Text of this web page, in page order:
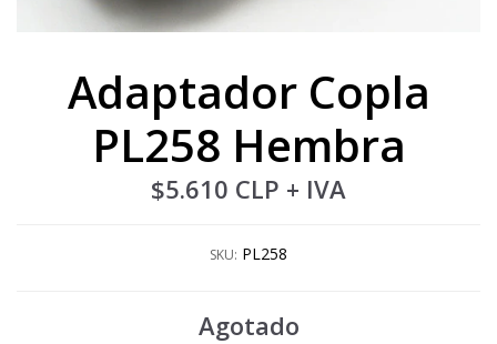
Adaptador Copla
PL258 Hembra
$5.610 CLP + IVA
SKU: PL258
Agotado